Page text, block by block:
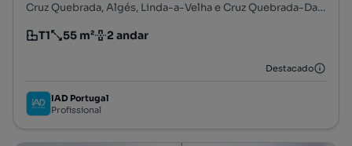
Cruz Quebrada, Algés, Linda-a-Velha e Cruz Quebrada-Dafundo, Oeiras, Lisboa
Tipologia
T1
Preço por metro quadrado
55 m²
Andar 2 andar
Destacado
IAD Portugal
Profissional